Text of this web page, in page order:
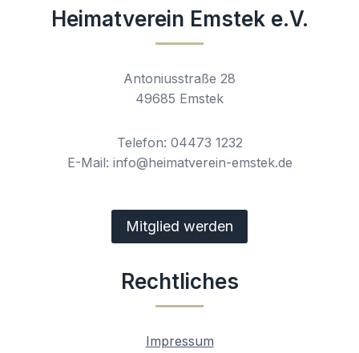
Heimatverein Emstek e.V.
Antoniusstraße 28
49685 Emstek
Telefon: 04473 1232
E-Mail: info@heimatverein-emstek.de
Mitglied werden
Rechtliches
Impressum